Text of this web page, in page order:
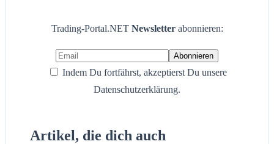
Trading-Portal.NET Newsletter abonnieren:
Indem Du fortfährst, akzeptierst Du unsere
Datenschutzerklärung.
Artikel, die dich auch